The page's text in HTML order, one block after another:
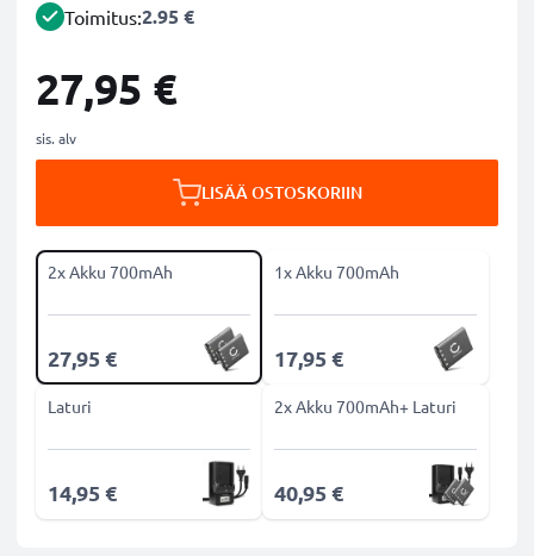
Toimitus:2.95 €
27,95 €
sis. alv
LISÄÄ OSTOSKORIIN
2x Akku 700mAh
27,95 €
1x Akku 700mAh
17,95 €
Laturi
14,95 €
2x Akku 700mAh+ Laturi
40,95 €